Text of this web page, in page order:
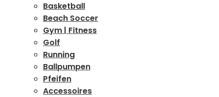
Basketball
Beach Soccer
Gym | Fitness
Golf
Running
Ballpumpen
Pfeifen
Accessoires